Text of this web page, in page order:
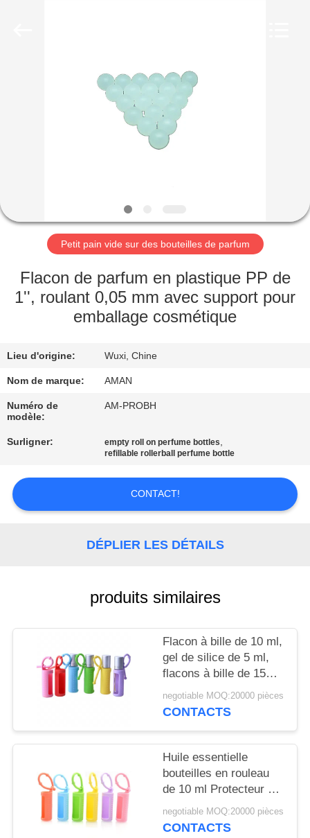
LE
SPECTACLE
PROPOS
NOUS
VISITE
L'USINE
CONTRÔLE
QUALITÉ
NOUVELLES
CAS
UN
PLAN
Petit pain vide sur des bouteilles de parfum
Flacon de parfum en plastique PP de
1'', roulant 0,05 mm avec support pour
emballage cosmétique
Lieu d'origine: Wuxi, Chine
Nom de marque: AMAN
Numéro de
modèle:
AM-PROBH
Surligner: empty roll on perfume bottles,
refillable rollerball perfume bottle
CONTACT!
DÉPLIER LES DÉTAILS
produits similaires
Flacon à bille de 10 ml,
gel de silice de 5 ml,
flacons à bille de 15
ml, portable, monté sur
cordon, flacon à bille
pour flacon
negotiable MOQ:20000 pièces
CONTACTS
Huile essentielle
bouteilles en rouleau
de 10 ml Protecteur à
manches en silicone
coloré Pour les
negotiable MOQ:20000 pièces
CONTACTS